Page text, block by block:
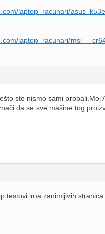
laptop_racunari/
laptop_racunari/msi_-
sto nismo sami probali.Moj
da se sve mašine tog
testovi ima zanimljivih